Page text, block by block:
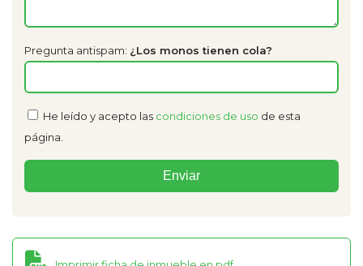
Pregunta antispam: ¿Los monos tienen cola?
He leído y acepto las condiciones de uso de esta
página.